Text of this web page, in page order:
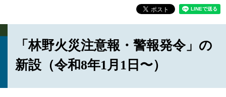
「林野火災注意報・警報発令」の
新設（令和8年1月1日〜）